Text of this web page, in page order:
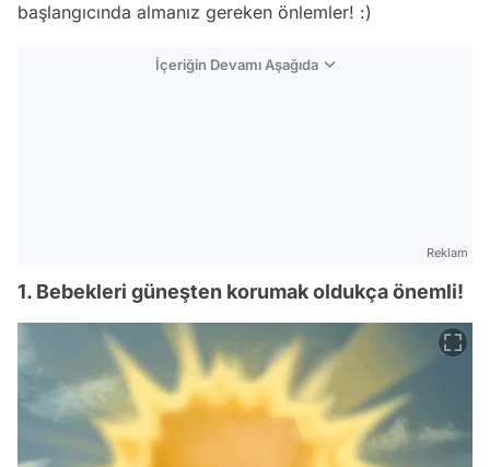
başlangıcında almanız gereken önlemler! :)
İçeriğin Devamı Aşağıda
Reklam
1. Bebekleri güneşten korumak oldukça önemli!